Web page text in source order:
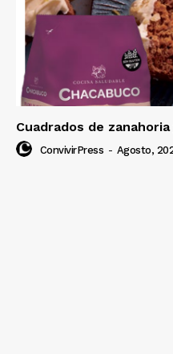
Cuadrados de
ConvivirPress - Agosto,